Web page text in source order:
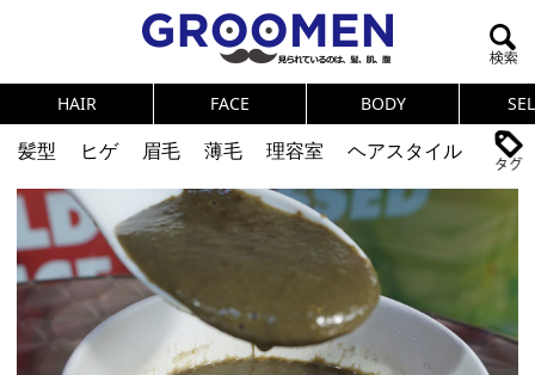
HAIR FACE BODY
髪型 ヒゲ 眉毛 薄毛 理容室
ヘアスタイル
ヘアカタログ
体臭 ニオイ
連載
メンズコスメ
PICK UP 筋肉
女の本音
テストステロン
海外セレブ 眉毛
メタボ
スキンケア 食事
調査結果